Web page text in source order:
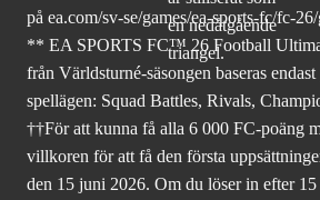
på ea.com/sv-se/games/ea-sports-fc/fc-26
** EA SPORTS FC™ 26 Football
från Världsturné-säsongen baseras
spellägen: Squad Battles, Rivals,
††För att kunna få alla 6 000 FC-poäng
villkoren för att få den första
den 15 juni 2026. Om du löser in efter 15